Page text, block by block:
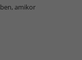
amikor